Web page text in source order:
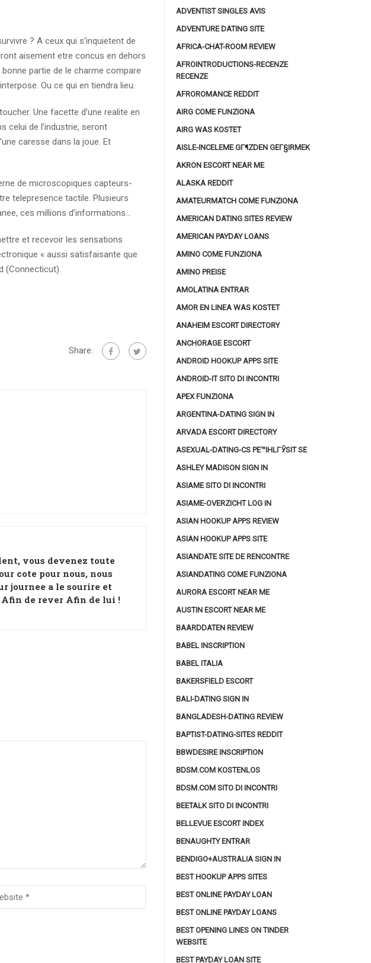
? A ceux qui s’inquietent de
aisement etre concus en dehors
partie de le charme compare
Ou ce qui en tiendra lieu.
Une facette d’une realite en
celui de l’industrie, seront
caresse dans la joue. Et
de microscopiques capteurs-
telepresence tactile. Plusieurs
ces millions d’informations…
et recevoir les sensations
« aussi satisfaisante que
(Connecticut).
Share:
vous devenez toute
cote pour nous, nous
journee a le sourire et
de rever Afin de lui !
ADVENTIST SINGLES AVIS
ADVENTURE DATING SITE
AFRICA-CHAT-ROOM REVIEW
AFROINTRODUCTIONS-RECENZE
RECENZE
AFROROMANCE REDDIT
AIRG COME FUNZIONA
AIRG WAS KOSTET
AISLE-INCELEME GГ¶ZDEN GEГ§IRMEK
AKRON ESCORT NEAR ME
ALASKA REDDIT
AMATEURMATCH COME FUNZIONA
AMERICAN DATING SITES REVIEW
AMERICAN PAYDAY LOANS
AMINO COME FUNZIONA
AMINO PREISE
AMOLATINA ENTRAR
AMOR EN LINEA WAS KOSTET
ANAHEIM ESCORT DIRECTORY
ANCHORAGE ESCORT
ANDROID HOOKUP APPS SITE
ANDROID-IT SITO DI INCONTRI
APEX FUNZIONA
ARGENTINA-DATING SIGN IN
ARVADA ESCORT DIRECTORY
ASEXUAL-DATING-CS PЕ™IHLГЎSIT SE
ASHLEY MADISON SIGN IN
ASIAME SITO DI INCONTRI
ASIAME-OVERZICHT LOG IN
ASIAN HOOKUP APPS REVIEW
ASIAN HOOKUP APPS SITE
ASIANDATE SITE DE RENCONTRE
ASIANDATING COME FUNZIONA
AURORA ESCORT NEAR ME
AUSTIN ESCORT NEAR ME
BAARDDATEN REVIEW
BABEL INSCRIPTION
BABEL ITALIA
BAKERSFIELD ESCORT
BALI-DATING SIGN IN
BANGLADESH-DATING REVIEW
BAPTIST-DATING-SITES REDDIT
BBWDESIRE INSCRIPTION
BDSM.COM KOSTENLOS
BDSM.COM SITO DI INCONTRI
BEETALK SITO DI INCONTRI
BELLEVUE ESCORT INDEX
BENAUGHTY ENTRAR
BENDIGO+AUSTRALIA SIGN IN
BEST HOOKUP APPS SITES
BEST ONLINE PAYDAY LOAN
BEST ONLINE PAYDAY LOANS
BEST OPENING LINES ON TINDER
WEBSITE
BEST PAYDAY LOAN SITE